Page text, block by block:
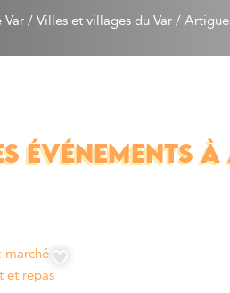
Var/Villes et villages du Var/
ÉVÉNEMENTS À